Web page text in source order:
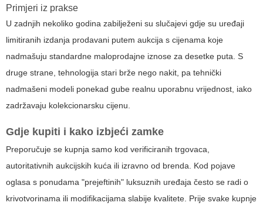
Primjeri iz prakse
U zadnjih nekoliko godina zabilježeni su slučajevi gdje su uređaji
limitiranih izdanja prodavani putem aukcija s cijenama koje
nadmašuju standardne maloprodajne iznose za desetke puta. S
druge strane, tehnologija stari brže nego nakit, pa tehnički
nadmašeni modeli ponekad gube realnu uporabnu vrijednost, iako
zadržavaju kolekcionarsku cijenu.
Gdje kupiti i kako izbjeći zamke
Preporučuje se kupnja samo kod verificiranih trgovaca,
autoritativnih aukcijskih kuća ili izravno od brenda. Kod pojave
oglasa s ponudama "prejeftinih" luksuznih uređaja često se radi o
krivotvorinama ili modifikacijama slabije kvalitete. Prije svake kupnje